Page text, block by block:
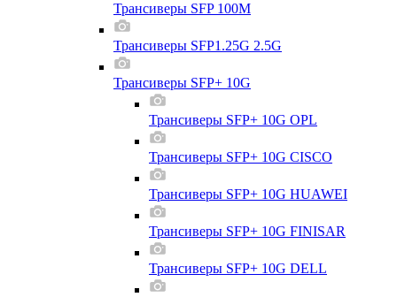
Трансиверы SFP 100M
Трансиверы SFP1.25G 2.5G
Трансиверы SFP+ 10G
Трансиверы SFP+ 10G OPL
Трансиверы SFP+ 10G CISCO
Трансиверы SFP+ 10G HUAWEI
Трансиверы SFP+ 10G FINISAR
Трансиверы SFP+ 10G DELL